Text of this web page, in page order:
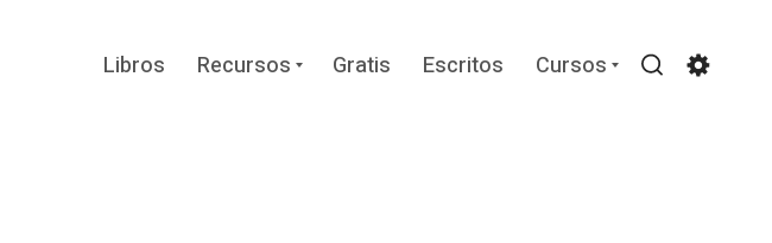
Libros Recursos Expand
childGratis Escritos Cursos Expand
child